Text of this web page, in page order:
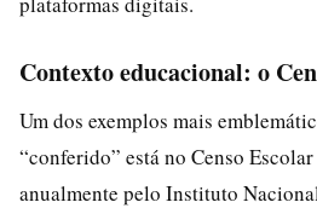
Contexto educacional: o
Um dos exemplos mais
“conferido” está no Censo
anualmente pelo Instituto